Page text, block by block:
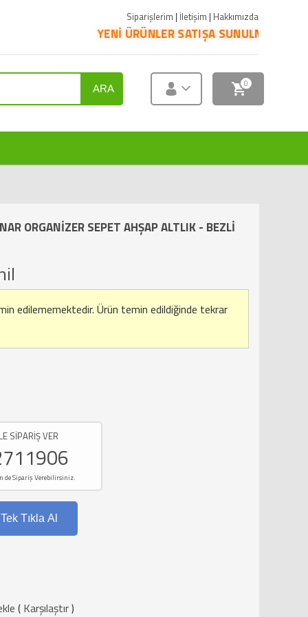
Siparişlerim | İletişim | Hakkımızda
YENİ ÜRÜNLER SATIŞA SUNULMUŞTUR.
ARA 0
ORGANİZER SEPET AHŞAP ALTLIK - BEZLİ
edilememektedir. Ürün temin edildiğinde tekrar
SİPARİŞ VER
de Sipariş Verebilirsiniz.
Tek Tıkla Al
( Karşılaştır)